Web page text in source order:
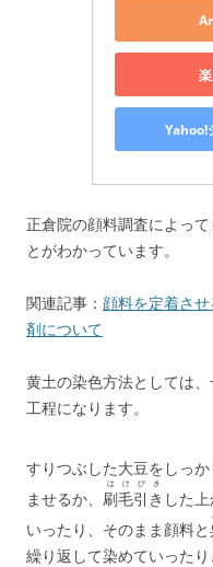
Yahoo!
正倉院の顔料調査によっ
とがわかっています。
関連記事： 顔料を定着さ
剤について
黄土の染色方法としては
工程になります。
すりつぶした大豆をしっか
ませるか、 刷毛引き
はけびき
した上
いったり、そのまま顔料と
繰り返して染めていった